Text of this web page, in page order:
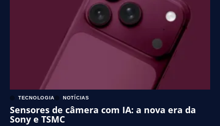
TECNOLOGIA NOTÍCIAS
Sensores de câmera com IA: a nova era da
Sony e TSMC